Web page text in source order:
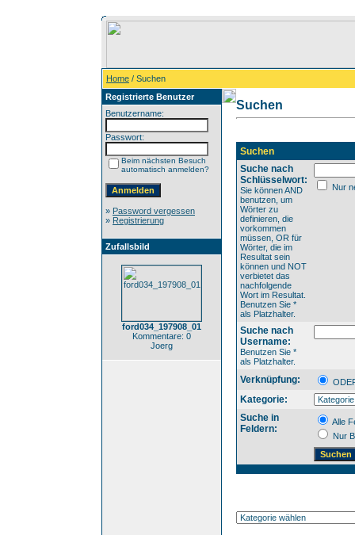
Home / Suchen
Registrierte Benutzer
Benutzername:
Passwort:
Beim nächsten Besuch
automatisch anmelden?
» Password vergessen
» Registrierung
Zufallsbild
ford034_197908_01
Kommentare: 0
Joerg
Suchen
Suchen
Suche nach
Schlüsselwort:
Sie können AND
benutzen, um
Wörter zu
definieren, die
vorkommen
müssen, OR für
Wörter, die im
Resultat sein
können und NOT
verbietet das
nachfolgende
Wort im Resultat.
Benutzen Sie *
als Platzhalter.
Nur
Suche nach
Username:
Benutzen Sie *
als Platzhalter.
Verknüpfung:
Kategorie:
Suche in
Feldern:
Alle
Nur